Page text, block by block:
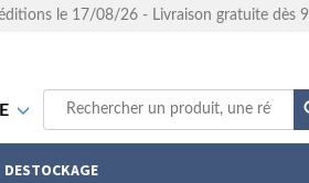
le 17/08/26 - Livraison gratuite dès
DESTOCKAGE